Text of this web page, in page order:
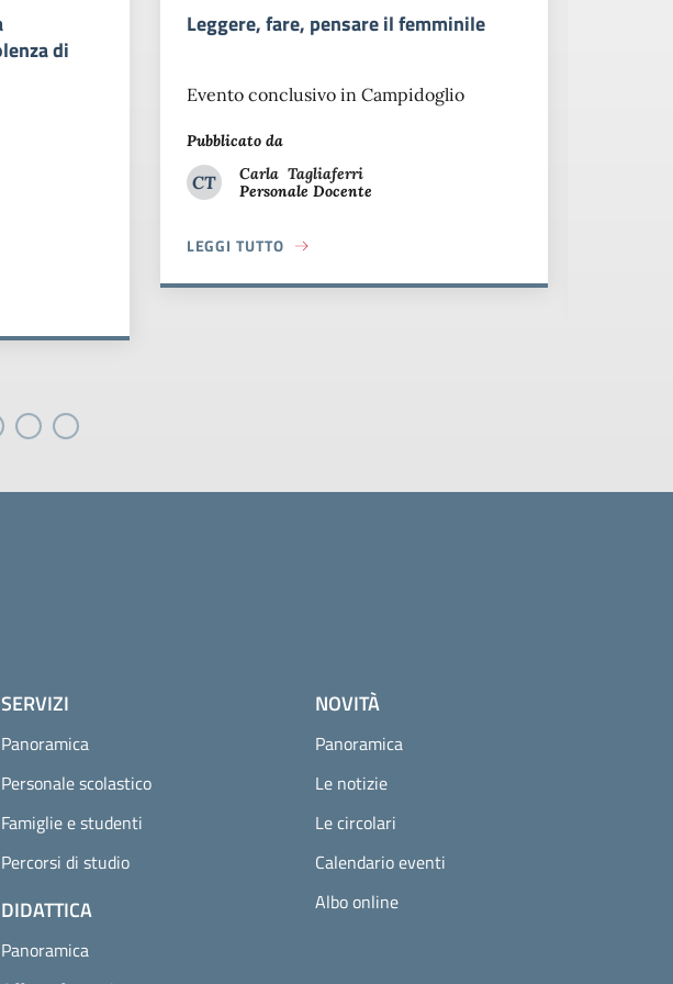
sulle Elezioni negli U.S.A.
dal prof. Morini
SULLE ELEZIONI NEGLI U.S.A.
Conferenza sull&#039;Eccidio delle
Ardeatine
SERVIZI
Panoramica
Personale scolastico
Famiglie e studenti
Percorsi di studio
DIDATTICA
Panoramica
NOVITÀ
Panoramica
Le notizie
Le circolari
Calendario eventi
Albo online